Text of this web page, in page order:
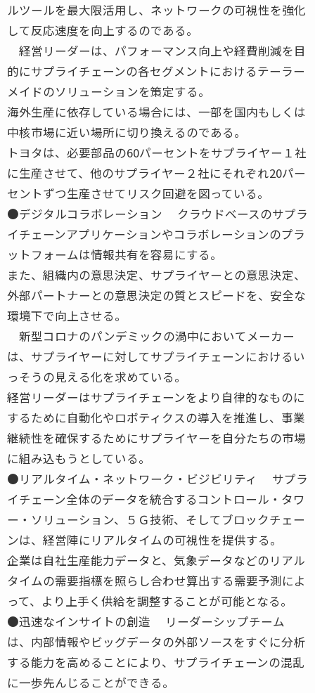
ルツールを最大限活用し、ネットワークの可視性を強化
して反応速度を向上するのである。
経営リーダーは、パフォーマンス向上や経費削減を目
的にサプライチェーンの各セグメントにおけるテーラー
メイドのソリューションを策定する。
海外生産に依存している場合には、一部を国内もしくは
中核市場に近い場所に切り換えるのである。
トヨタは、必要部品の60パーセントをサプライヤー１社
に生産させて、他のサプライヤー２社にそれぞれ20パー
セントずつ生産させてリスク回避を図っている。
●デジタルコラボレーション クラウドベースのサプラ
イチェーンアプリケーションやコラボレーションのプラ
ットフォームは情報共有を容易にする。
また、組織内の意思決定、サプライヤーとの意思決定、
外部パートナーとの意思決定の質とスピードを、安全な
環境下で向上させる。
新型コロナのパンデミックの渦中においてメーカー
は、サプライヤーに対してサプライチェーンにおけるい
っそうの見える化を求めている。
経営リーダーはサプライチェーンをより自律的なものに
するために自動化やロボティクスの導入を推進し、事業
継続性を確保するためにサプライヤーを自分たちの市場
に組み込もうとしている。
●リアルタイム・ネットワーク・ビジビリティ サプラ
イチェーン全体のデータを統合するコントロール・タワ
ー・ソリューション、５Ｇ技術、そしてブロックチェー
ンは、経営陣にリアルタイムの可視性を提供する。
企業は自社生産能力データと、気象データなどのリアル
タイムの需要指標を照らし合わせ算出する需要予測によ
って、より上手く供給を調整することが可能となる。
●迅速なインサイトの創造 リーダーシップチーム
は、内部情報やビッグデータの外部ソースをすぐに分析
する能力を高めることにより、サプライチェーンの混乱
に一歩先んじることができる。